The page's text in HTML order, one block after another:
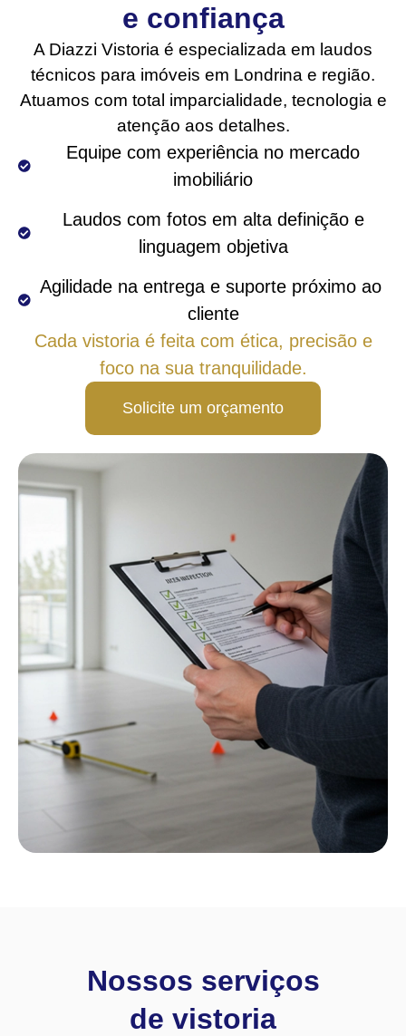
e confiança
A Diazzi Vistoria é especializada em laudos
técnicos para imóveis em Londrina e região.
Atuamos com total imparcialidade, tecnologia e
atenção aos detalhes.
imobiliário
linguagem objetiva
Agilidade na entrega e suporte próximo ao
cliente
Cada vistoria é feita com ética, precisão e
foco na sua tranquilidade.
Solicite um orçamento
Nossos serviços
de vistoria